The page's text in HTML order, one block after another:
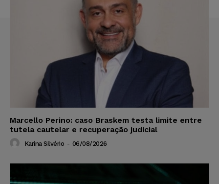
Marcello Perino: caso Braskem testa limite entre
tutela cautelar e recuperação judicial
Karina Silvério - 06/08/2026